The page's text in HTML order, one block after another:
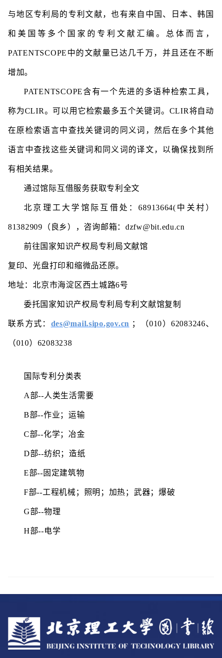
与地区专利局的专利文献，也有来自中国、日本、韩国
和美国等多个国家的专利文献汇编。总体而言，
PATENTSCOPE中的文献量已达几千万，并且还在不断
增加。
PATENTSCOPE含有一个先进的多语种检索工具，
称为CLIR。可以用它检索最多五个关键词。CLIR将自动
在原检索语言中查找关键词的同义词，然后在多个其他
语言中查找这些关键词和同义词的译文，以确保找到所
有相关结果。
通过馆际互借服务获取专利全文
北京理工大学馆际互借处：68913664(中关村）
81382909（良乡），咨询邮箱：dzfw@bit.edu.cn
前往国家知识产权局专利局文献馆
复印、光盘打印和缩微品还原。
地址：北京市海淀区西土城路6号
委托国家知识产权局专利局专利文献馆复制
联系方式： des@mail.sipo.gov.cn ；（010）62083246、
（010）62083238
国际专利分类表
A部--人类生活需要
B部--作业；运输
C部--化学；冶金
D部--纺织；造纸
E部--固定建筑物
F部--工程机械；照明；加热；武器；爆破
G部--物理
H部--电学